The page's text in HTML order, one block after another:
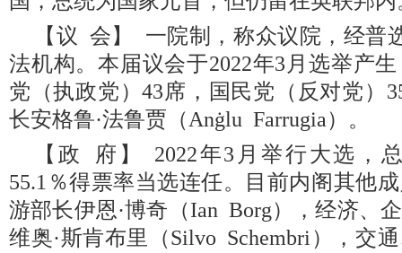
【议 会】 一院制，称众议院，经普
法机构。本届议会于2022年3月选举产
党（执政党）43席，国民党（反对党）
长安格鲁·法鲁贾（Anġlu Farrugia）。
【政 府】 2022年3月举行大选，
55.1％得票率当选连任。目前内阁其他
游部长伊恩·博奇（Ian Borg），经济、
维奥·斯肯布里（Silvo Schembri），交